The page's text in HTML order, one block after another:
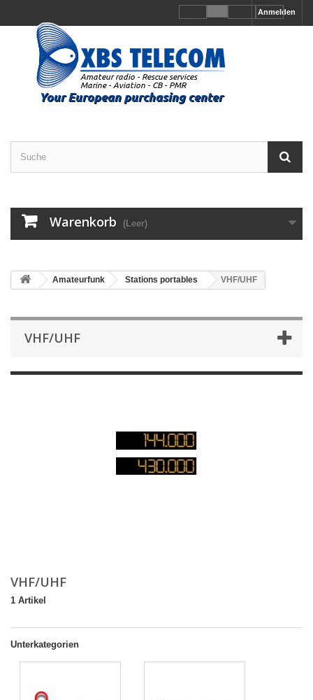
Anmelden
Warenkorb (Leer)
Amateurfunk Stations portables VHF/UHF
VHF/UHF
VHF/UHF
1 Artikel
Unterkategorien